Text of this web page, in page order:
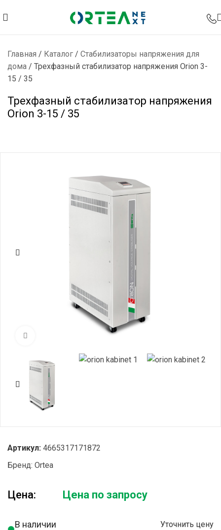
Главная / Каталог / Стабилизаторы напряжения для
дома / Трехфазный стабилизатор напряжения Orion 3-
15 / 35
Трехфазный стабилизатор напряжения
Orion 3-15 / 35
Нажмите, чтобы увеличить
Артикул: 4665317171872
Бренд: Ortea
Цена: Цена по запросу
В наличии Уточнить цену